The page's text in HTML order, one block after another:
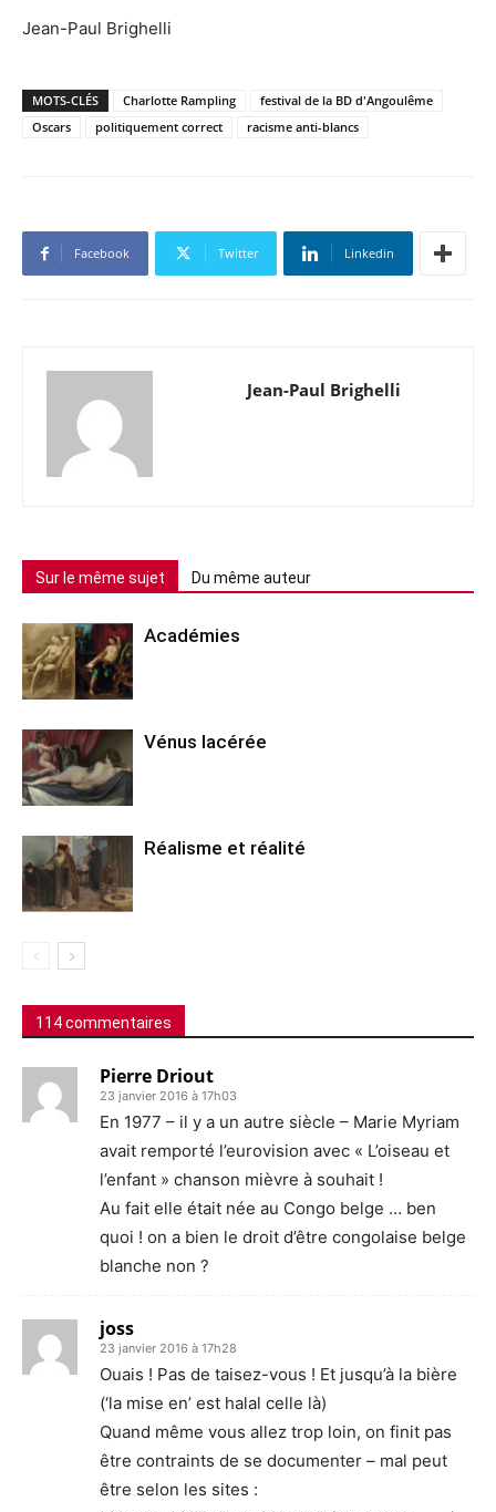
Jean-Paul Brighelli
MOTS-CLÉS Charlotte Rampling
festival de la BD d'Angoulême
Oscars
politiquement correct racisme anti-blancs
Facebook Twitter Linkedin
Jean-Paul Brighelli
Sur le même sujet Du même auteur
Académies
Vénus lacérée
Réalisme et réalité
114 commentaires
Pierre Driout
23 janvier 2016 à 17h03
En 1977 – il y a un autre siècle – Marie Myriam
avait remporté l’eurovision avec « L’oiseau et
l’enfant » chanson mièvre à souhait !
Au fait elle était née au Congo belge … ben
quoi ! on a bien le droit d’être congolaise belge
blanche non ?
joss
23 janvier 2016 à 17h28
Ouais ! Pas de taisez-vous ! Et jusqu’à la bière
(‘la mise en’ est halal celle là)
Quand même vous allez trop loin, on finit pas
être contraints de se documenter – mal peut
être selon les sites :